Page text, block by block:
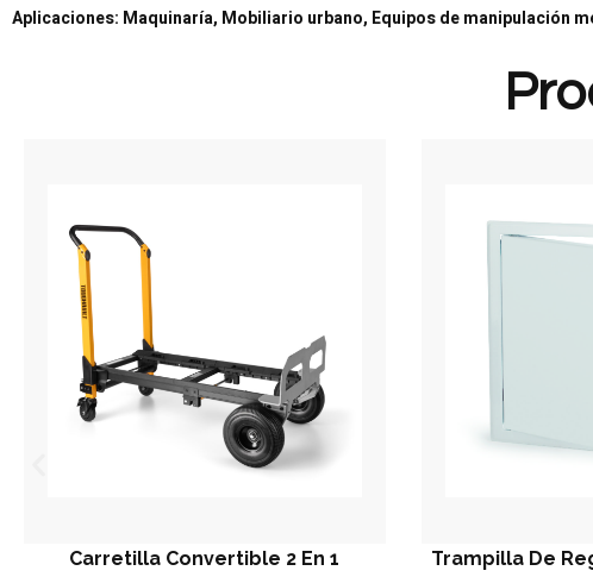
Aplicaciones: Maquinaría, Mobiliario urbano, Equipos de manipulación
Convertible 2 En 1
Trampilla De Registro